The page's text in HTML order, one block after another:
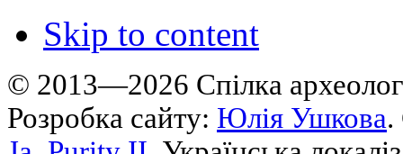
Skip to content
© 2013—2026 Cпілка
Розробка сайту: Юлія Ушкова.